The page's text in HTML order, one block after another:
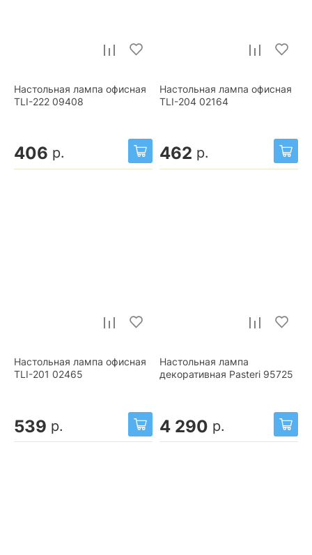
Настольная лампа офисная
TLI-222 09408
406 р.
Настольная лампа офисная
TLI-204 02164
462 р.
Настольная лампа офисная
TLI-201 02465
539 р.
Настольная лампа
декоративная Pasteri 95725
4 290 р.